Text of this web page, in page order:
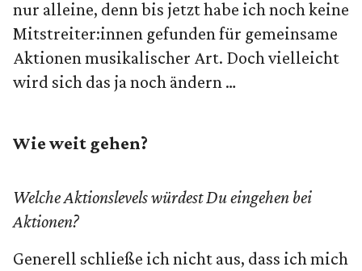
nur alleine, denn bis jetzt habe ich noch keine
Mitstreiter:innen gefunden für gemeinsame
Aktionen musikalischer Art. Doch vielleicht
wird sich das ja noch ändern …
Wie weit gehen?
Welche Aktionslevels würdest Du eingehen bei
Aktionen?
Generell schließe ich nicht aus, dass ich mich